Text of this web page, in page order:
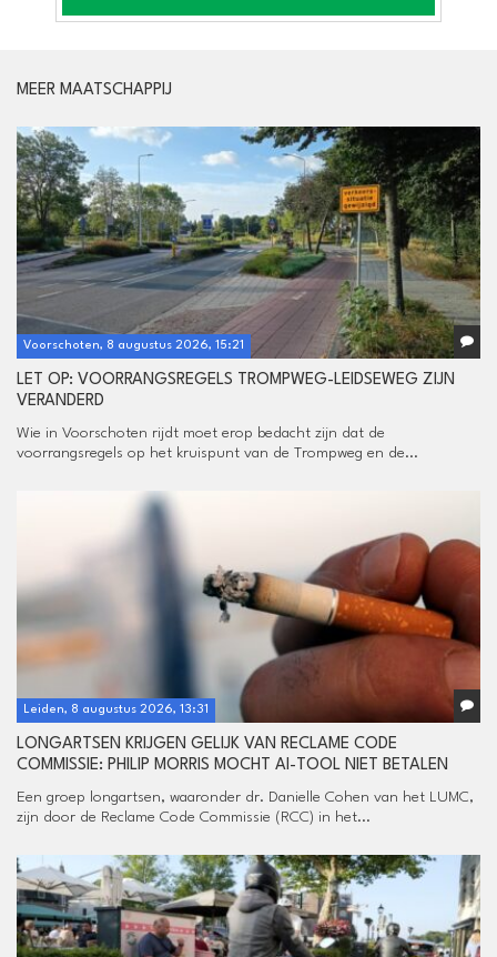
MEER MAATSCHAPPIJ
Voorschoten, 8 augustus 2026, 15:21
LET OP: VOORRANGSREGELS TROMPWEG-LEIDSEWEG ZIJN
VERANDERD
Wie in Voorschoten rijdt moet erop bedacht zijn dat de
voorrangsregels op het kruispunt van de Trompweg en de...
Leiden, 8 augustus 2026, 13:31
LONGARTSEN KRIJGEN GELIJK VAN RECLAME CODE
COMMISSIE: PHILIP MORRIS MOCHT AI-TOOL NIET BETALEN
Een groep longartsen, waaronder dr. Danielle Cohen van het LUMC,
zijn door de Reclame Code Commissie (RCC) in het...